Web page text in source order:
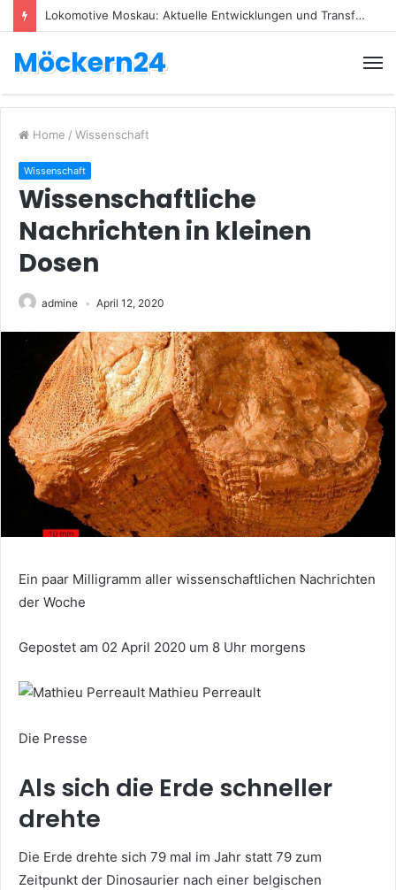
Lokomotive Moskau: Aktuelle Entwicklungen und Transfers
Möckern24
Home / Wissenschaft
Wissenschaft
Wissenschaftliche
Nachrichten in kleinen
Dosen
admine April 12, 2020
Ein paar Milligramm aller wissenschaftlichen Nachrichten
der Woche
Gepostet am 02 April 2020 um 8 Uhr morgens
Mathieu Perreault
Die Presse
Als sich die Erde schneller
drehte
Die Erde drehte sich 79 mal im Jahr statt 79 zum
Zeitpunkt der Dinosaurier nach einer belgischen